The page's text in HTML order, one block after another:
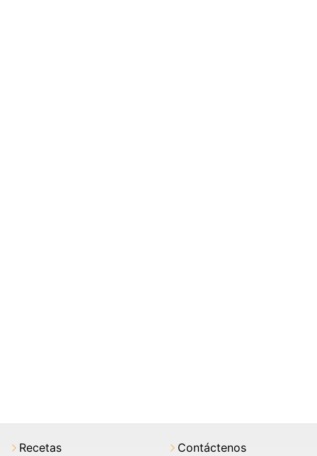
Recetas Contáctenos